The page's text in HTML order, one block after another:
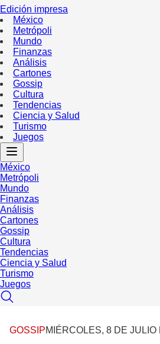
Edición impresa
México
Metrópoli
Mundo
Finanzas
Análisis
Cartones
Gossip
Cultura
Tendencias
Ciencia y Salud
Turismo
Juegos
México
Metrópoli
Mundo
Finanzas
Análisis
Cartones
Gossip
Cultura
Tendencias
Ciencia y Salud
Turismo
Juegos
GOSSIPMIÉRCOLES, 8 DE JULIO